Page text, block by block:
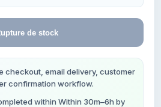
de stock
checkout, email delivery, customer
confirmation workflow.
within Within 30m–6h by